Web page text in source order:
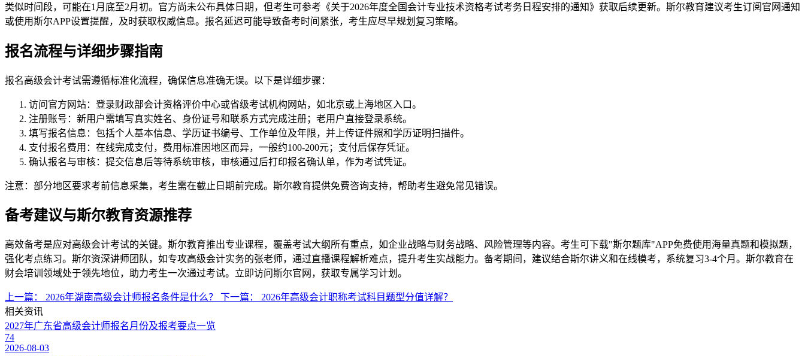
类似时间段，可能在1月底至2月初。官方尚未公布具体日期，但考生可参考《关于2026年度全国会计专业技术资格考试考务日程安排的通知》获取后续更新。斯尔教育建议考生订阅官网通知
或使用斯尔APP设置提醒，及时获取权威信息。报名延迟可能导致备考时间紧张，考生应尽早规划复习策略。
报名流程与详细步骤指南
报名高级会计考试需遵循标准化流程，确保信息准确无误。以下是详细步骤：
访问官方网站：登录财政部会计资格评价中心或省级考试机构网站，如北京或上海地区入口。
注册账号：新用户需填写真实姓名、身份证号和联系方式完成注册；老用户直接登录系统。
填写报名信息：包括个人基本信息、学历证书编号、工作单位及年限，并上传证件照和学历证明扫描件。
支付报名费用：在线完成支付，费用标准因地区而异，一般约100-200元；支付后保存凭证。
确认报名与审核：提交信息后等待系统审核，审核通过后打印报名确认单，作为考试凭证。
注意：部分地区要求考前信息采集，考生需在截止日期前完成。斯尔教育提供免费咨询支持，帮助考生避免常见错误。
备考建议与斯尔教育资源推荐
高效备考是应对高级会计考试的关键。斯尔教育推出专业课程，覆盖考试大纲所有重点，如企业战略与财务战略、风险管理等内容。考生可下载"斯尔题库"APP免费使用海量真题和模拟题，
强化考点练习。斯尔资深讲师团队，如专攻高级会计实务的张老师，通过直播课程解析难点，提升考生实战能力。备考期间，建议结合斯尔讲义和在线模考，系统复习3-4个月。斯尔教育在
财会培训领域处于领先地位，助力考生一次通过考试。立即访问斯尔官网，获取专属学习计划。
上一篇： 2026年湖南高级会计师报名条件是什么？ 下一篇： 2026年高级会计职称考试科目题型分值详解？
相关资讯
2027年广东省高级会计师报名月份及报考要点一览
74
2026-08-03